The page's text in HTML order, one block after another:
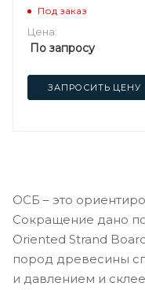
Под заказ
Цена:
По запросу
ЗАПРОСИТЬ ЦЕНУ
ОСБ – это
Сокращение дано
Oriented Strand
пород древесины
и давлением и